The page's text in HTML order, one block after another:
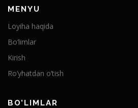
MENYU
Loyiha haqida
Bo’limlar
Kirish
Ro’yhatdan o’tish
BO’LIMLAR